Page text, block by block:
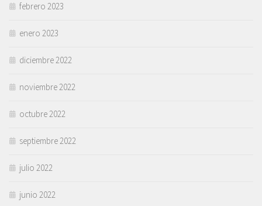
febrero 2023
enero 2023
diciembre 2022
noviembre 2022
octubre 2022
septiembre 2022
julio 2022
junio 2022